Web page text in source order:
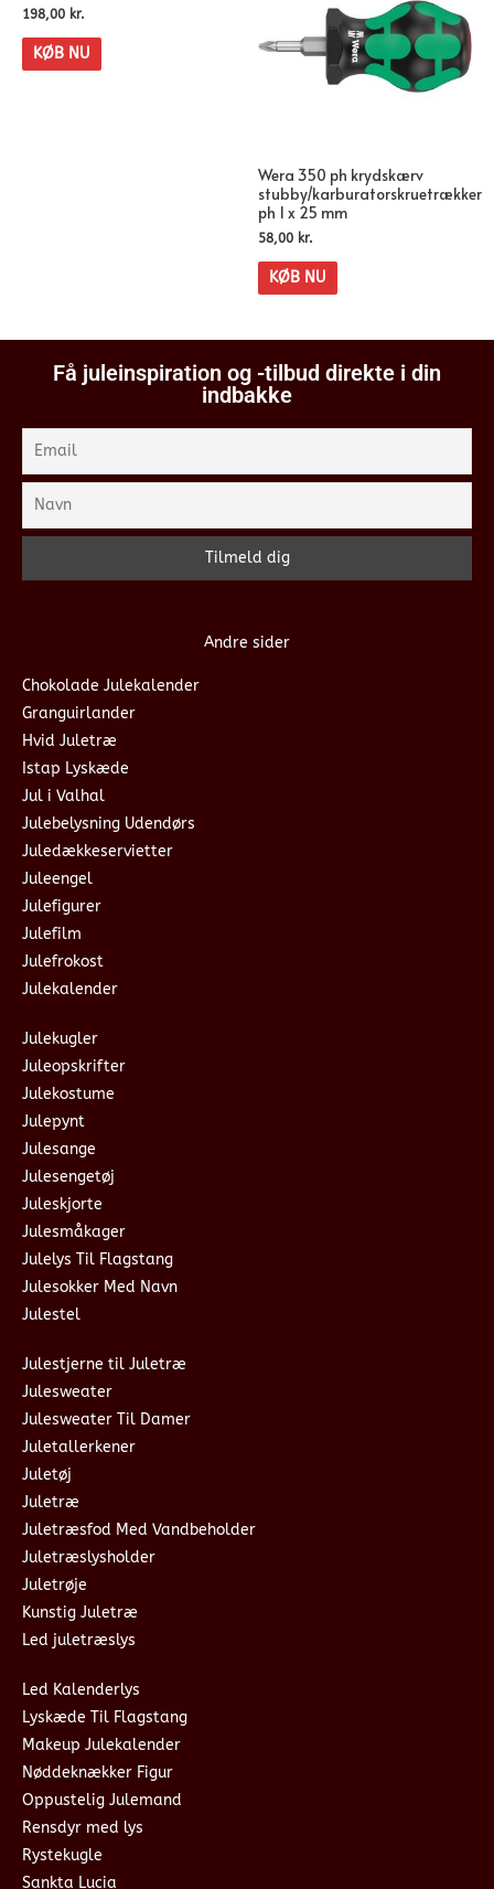
198,00 kr.
KØB NU
Wera 350 ph krydskærv
stubby/karburatorskruetrækker
ph 1 x 25 mm
58,00 kr.
KØB NU
Få juleinspiration og -tilbud direkte i din
indbakke
Andre sider
Chokolade Julekalender
Granguirlander
Hvid Juletræ
Istap Lyskæde
Jul i Valhal
Julebelysning Udendørs
Juledækkeservietter
Juleengel
Julefigurer
Julefilm
Julefrokost
Julekalender
Julekugler
Juleopskrifter
Julekostume
Julepynt
Julesange
Julesengetøj
Juleskjorte
Julesmåkager
Julelys Til Flagstang
Julesokker Med Navn
Julestel
Julestjerne til Juletræ
Julesweater
Julesweater Til Damer
Juletallerkener
Juletøj
Juletræ
Juletræsfod Med Vandbeholder
Juletræslysholder
Juletrøje
Kunstig Juletræ
Led juletræslys
Led Kalenderlys
Lyskæde Til Flagstang
Makeup Julekalender
Nøddeknækker Figur
Oppustelig Julemand
Rensdyr med lys
Rystekugle
Sankta Lucia